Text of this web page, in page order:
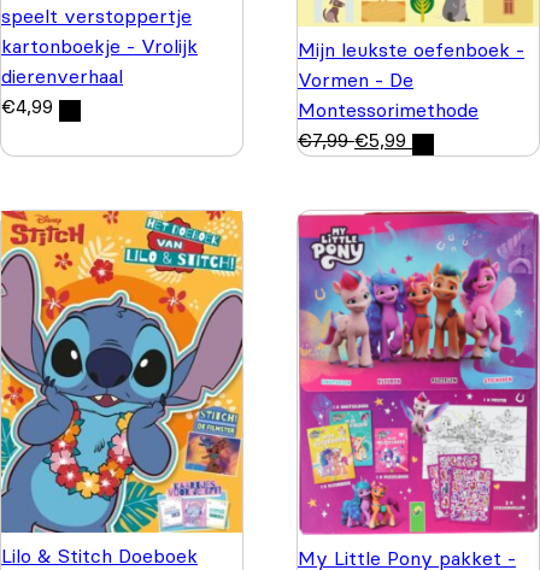
speelt verstoppertje
kartonboekje - Vrolijk
dierenverhaal
€4,99
Mijn leukste oefenboek -
Vormen - De
Montessorimethode
€7,99 €5,99
Lilo & Stitch Doeboek
My Little Pony pakket -